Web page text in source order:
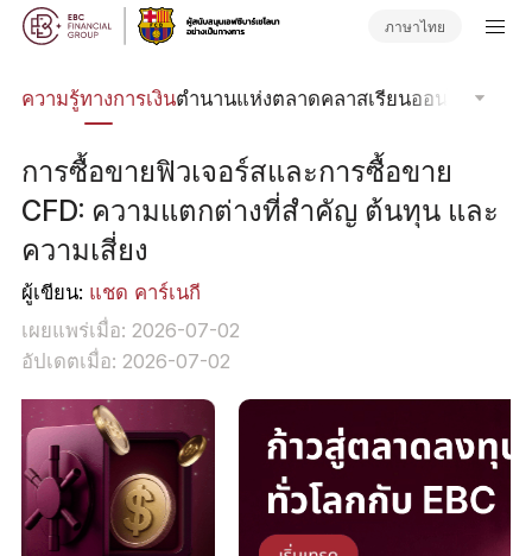
ภาษาไทย
ความรู้ทางการเงินตำนานแห่งตลาดคลาสเรียนออนไลน์โฟกั
การซื้อขายฟิวเจอร์สและการซื้อขาย
CFD: ความแตกต่างที่สำคัญ ต้นทุน และ
ความเสี่ยง
ผู้เขียน: แชด คาร์เนกี
เผยแพร่เมื่อ: 2026-07-02
อัปเดตเมื่อ: 2026-07-02